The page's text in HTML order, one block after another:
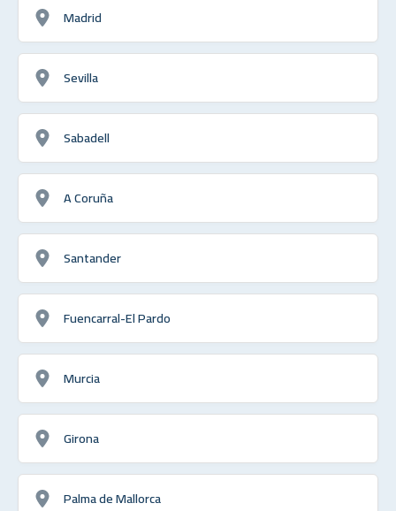
Madrid
Sevilla
Sabadell
A Coruña
Santander
Fuencarral-El Pardo
Murcia
Girona
Palma de Mallorca